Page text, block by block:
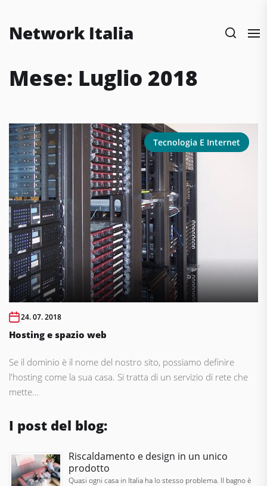
theNetwork Italia
Mese: Luglio 2018
Tecnologia E Internet
24. 07. 2018
Hosting e spazio web
Se il dominio è il nome del nostro sito, possiamo definire
l'hosting come la sua casa. Si tratta di un servizio di rete che
mette...
I post del blog:
Riscaldamento e design in un unico
prodotto
Quasi ogni casa in Italia ha lo stesso problema. Il bagno è